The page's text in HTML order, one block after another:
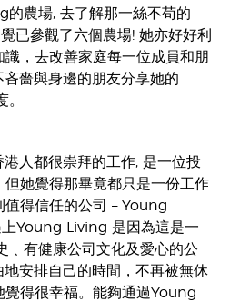
農場, 去了解那一絲不苟的
已參觀了六個農場! 她亦好好利
識，去改善家庭每一位成員和朋
嗇與身邊的朋友分享她的
人都很崇拜的工作, 是一位投
但她覺得那畢竟都只是一份工作
值得信任的公司 – Young
上Young Living 是因為這是一
﹑有健康公司文化及愛心的公
安排自己的時間，不再被無休
覺得很幸福。能夠通過Young